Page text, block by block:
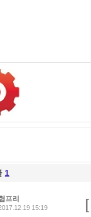
1
프리
15:19